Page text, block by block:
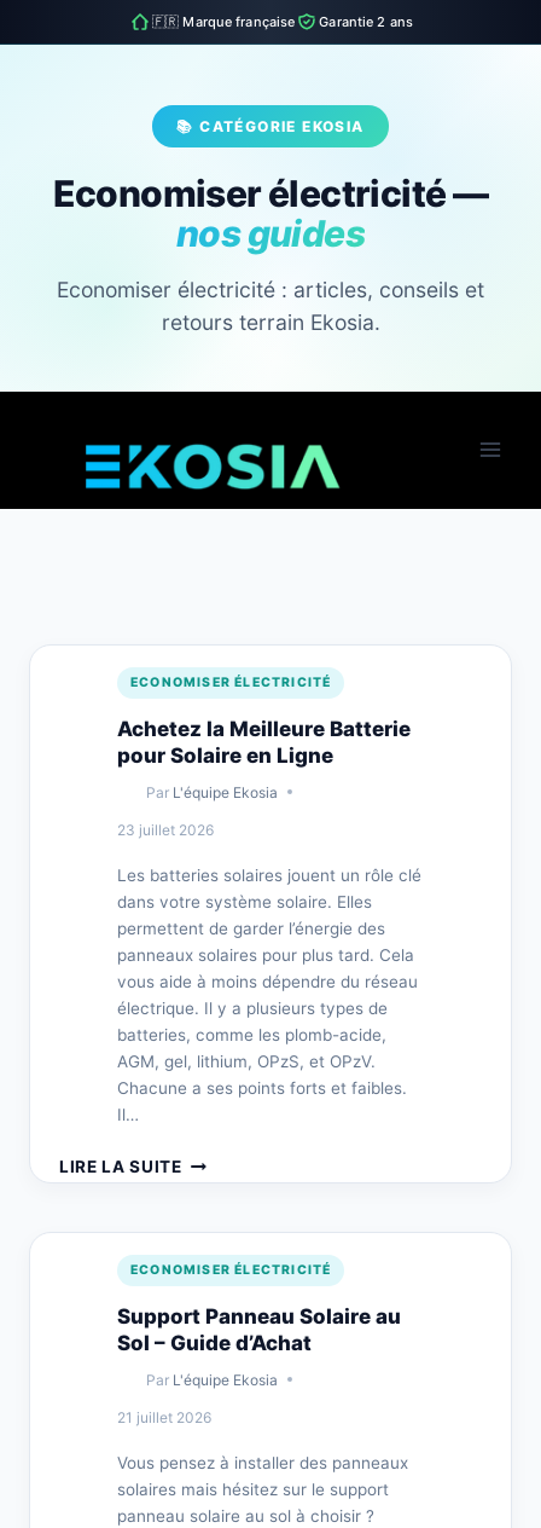
🇫🇷 Marque française Garantie 2 ans
📚 CATÉGORIE EKOSIA
Economiser électricité —
nos guides
Economiser électricité : articles, conseils et
retours terrain Ekosia.
ECONOMISER ÉLECTRICITÉ
Achetez la Meilleure Batterie
pour Solaire en Ligne
Par L'équipe Ekosia
23 juillet 2026
Les batteries solaires jouent un rôle clé
dans votre système solaire. Elles
permettent de garder l’énergie des
panneaux solaires pour plus tard. Cela
vous aide à moins dépendre du réseau
électrique. Il y a plusieurs types de
batteries, comme les plomb-acide,
AGM, gel, lithium, OPzS, et OPzV.
Chacune a ses points forts et faibles.
Il…
LIRE LA SUITEACHETEZ
LA
BATTERIE
POUR
SOLAIRE
EN
LIGNE
ECONOMISER ÉLECTRICITÉ
Support Panneau Solaire au
Sol – Guide d’Achat
Par L'équipe Ekosia
21 juillet 2026
Vous pensez à installer des panneaux
solaires mais hésitez sur le support
panneau solaire au sol à choisir ?